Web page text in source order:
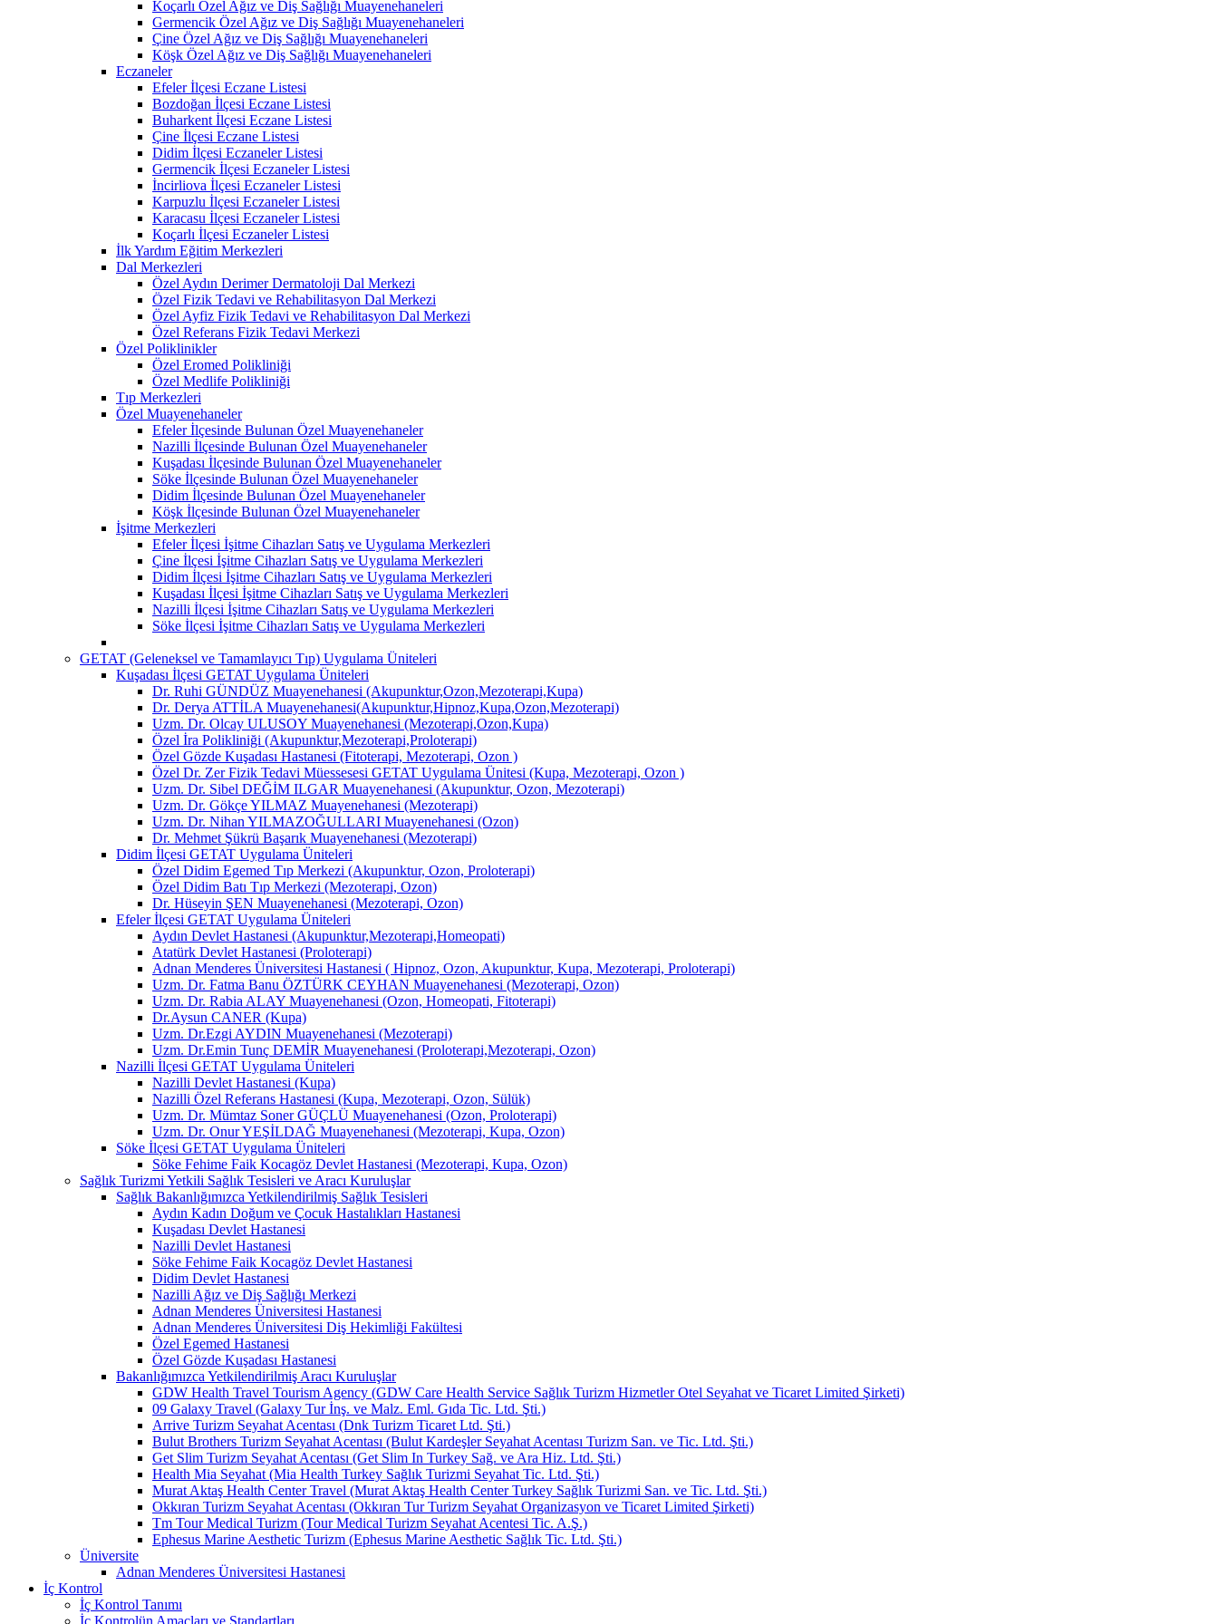
Koçarlı Özel Ağız ve Diş Sağlığı Muayenehaneleri
Germencik Özel Ağız ve Diş Sağlığı Muayenehaneleri
Çine Özel Ağız ve Diş Sağlığı Muayenehaneleri
Köşk Özel Ağız ve Diş Sağlığı Muayenehaneleri
Eczaneler
Efeler İlçesi Eczane Listesi
Bozdoğan İlçesi Eczane Listesi
Buharkent İlçesi Eczane Listesi
Çine İlçesi Eczane Listesi
Didim İlçesi Eczaneler Listesi
Germencik İlçesi Eczaneler Listesi
İncirliova İlçesi Eczaneler Listesi
Karpuzlu İlçesi Eczaneler Listesi
Karacasu İlçesi Eczaneler Listesi
Koçarlı İlçesi Eczaneler Listesi
İlk Yardım Eğitim Merkezleri
Dal Merkezleri
Özel Aydın Derimer Dermatoloji Dal Merkezi
Özel Fizik Tedavi ve Rehabilitasyon Dal Merkezi
Özel Ayfiz Fizik Tedavi ve Rehabilitasyon Dal Merkezi
Özel Referans Fizik Tedavi Merkezi
Özel Poliklinikler
Özel Eromed Polikliniği
Özel Medlife Polikliniği
Tıp Merkezleri
Özel Muayenehaneler
Efeler İlçesinde Bulunan Özel Muayenehaneler
Nazilli İlçesinde Bulunan Özel Muayenehaneler
Kuşadası İlçesinde Bulunan Özel Muayenehaneler
Söke İlçesinde Bulunan Özel Muayenehaneler
Didim İlçesinde Bulunan Özel Muayenehaneler
Köşk İlçesinde Bulunan Özel Muayenehaneler
İşitme Merkezleri
Efeler İlçesi İşitme Cihazları Satış ve Uygulama Merkezleri
Çine İlçesi İşitme Cihazları Satış ve Uygulama Merkezleri
Didim İlçesi İşitme Cihazları Satış ve Uygulama Merkezleri
Kuşadası İlçesi İşitme Cihazları Satış ve Uygulama Merkezleri
Nazilli İlçesi İşitme Cihazları Satış ve Uygulama Merkezleri
Söke İlçesi İşitme Cihazları Satış ve Uygulama Merkezleri
GETAT (Geleneksel ve Tamamlayıcı Tıp) Uygulama Üniteleri
Kuşadası İlçesi GETAT Uygulama Üniteleri
Dr. Ruhi GÜNDÜZ Muayenehanesi (Akupunktur,Ozon,Mezoterapi,Kupa)
Dr. Derya ATTİLA Muayenehanesi(Akupunktur,Hipnoz,Kupa,Ozon,Mezoterapi)
Uzm. Dr. Olcay ULUSOY Muayenehanesi (Mezoterapi,Ozon,Kupa)
Özel İra Polikliniği (Akupunktur,Mezoterapi,Proloterapi)
Özel Gözde Kuşadası Hastanesi (Fitoterapi, Mezoterapi, Ozon )
Özel Dr. Zer Fizik Tedavi Müessesesi GETAT Uygulama Ünitesi (Kupa, Mezoterapi, Ozon )
Uzm. Dr. Sibel DEĞİM ILGAR Muayenehanesi (Akupunktur, Ozon, Mezoterapi)
Uzm. Dr. Gökçe YILMAZ Muayenehanesi (Mezoterapi)
Uzm. Dr. Nihan YILMAZOĞULLARI Muayenehanesi (Ozon)
Dr. Mehmet Şükrü Başarık Muayenehanesi (Mezoterapi)
Didim İlçesi GETAT Uygulama Üniteleri
Özel Didim Egemed Tıp Merkezi (Akupunktur, Ozon, Proloterapi)
Özel Didim Batı Tıp Merkezi (Mezoterapi, Ozon)
Dr. Hüseyin ŞEN Muayenehanesi (Mezoterapi, Ozon)
Efeler İlçesi GETAT Uygulama Üniteleri
Aydın Devlet Hastanesi (Akupunktur,Mezoterapi,Homeopati)
Atatürk Devlet Hastanesi (Proloterapi)
Adnan Menderes Üniversitesi Hastanesi ( Hipnoz, Ozon, Akupunktur, Kupa, Mezoterapi, Proloterapi)
Uzm. Dr. Fatma Banu ÖZTÜRK CEYHAN Muayenehanesi (Mezoterapi, Ozon)
Uzm. Dr. Rabia ALAY Muayenehanesi (Ozon, Homeopati, Fitoterapi)
Dr.Aysun CANER (Kupa)
Uzm. Dr.Ezgi AYDIN Muayenehanesi (Mezoterapi)
Uzm. Dr.Emin Tunç DEMİR Muayenehanesi (Proloterapi,Mezoterapi, Ozon)
Nazilli İlçesi GETAT Uygulama Üniteleri
Nazilli Devlet Hastanesi (Kupa)
Nazilli Özel Referans Hastanesi (Kupa, Mezoterapi, Ozon, Sülük)
Uzm. Dr. Mümtaz Soner GÜÇLÜ Muayenehanesi (Ozon, Proloterapi)
Uzm. Dr. Onur YEŞİLDAĞ Muayenehanesi (Mezoterapi, Kupa, Ozon)
Söke İlçesi GETAT Uygulama Üniteleri
Söke Fehime Faik Kocagöz Devlet Hastanesi (Mezoterapi, Kupa, Ozon)
Sağlık Turizmi Yetkili Sağlık Tesisleri ve Aracı Kuruluşlar
Sağlık Bakanlığımızca Yetkilendirilmiş Sağlık Tesisleri
Aydın Kadın Doğum ve Çocuk Hastalıkları Hastanesi
Kuşadası Devlet Hastanesi
Nazilli Devlet Hastanesi
Söke Fehime Faik Kocagöz Devlet Hastanesi
Didim Devlet Hastanesi
Nazilli Ağız ve Diş Sağlığı Merkezi
Adnan Menderes Üniversitesi Hastanesi
Adnan Menderes Üniversitesi Diş Hekimliği Fakültesi
Özel Egemed Hastanesi
Özel Gözde Kuşadası Hastanesi
Bakanlığımızca Yetkilendirilmiş Aracı Kuruluşlar
GDW Health Travel Tourism Agency (GDW Care Health Service Sağlık Turizm Hizmetler Otel Seyahat ve Ticaret Limited Şirketi)
09 Galaxy Travel (Galaxy Tur İnş. ve Malz. Eml. Gıda Tic. Ltd. Şti.)
Arrive Turizm Seyahat Acentası (Dnk Turizm Ticaret Ltd. Şti.)
Bulut Brothers Turizm Seyahat Acentası (Bulut Kardeşler Seyahat Acentası Turizm San. ve Tic. Ltd. Şti.)
Get Slim Turizm Seyahat Acentası (Get Slim In Turkey Sağ. ve Ara Hiz. Ltd. Şti.)
Health Mia Seyahat (Mia Health Turkey Sağlık Turizmi Seyahat Tic. Ltd. Şti.)
Murat Aktaş Health Center Travel (Murat Aktaş Health Center Turkey Sağlık Turizmi San. ve Tic. Ltd. Şti.)
Okkıran Turizm Seyahat Acentası (Okkıran Tur Turizm Seyahat Organizasyon ve Ticaret Limited Şirketi)
Tm Tour Medical Turizm (Tour Medical Turizm Seyahat Acentesi Tic. A.Ş.)
Ephesus Marine Aesthetic Turizm (Ephesus Marine Aesthetic Sağlık Tic. Ltd. Şti.)
Üniversite
Adnan Menderes Üniversitesi Hastanesi
İç Kontrol
İç Kontrol Tanımı
İç Kontrolün Amaçları ve Standartları